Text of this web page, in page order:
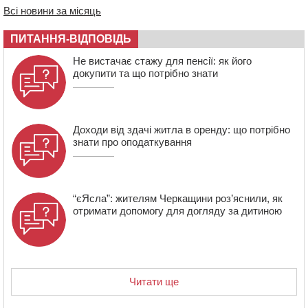
16:40 У Черкасах провели в останню путь двох
загиблих воїнів
16:07 До 1 вересня у Черкасах оновлюють дорожню
розмітку біля навчальних закладів (ФОТОФАКТ)
15:39 На честь загиблого захисника і чемпіона світу в
Черкасах відкрили спортивно-реабілітаційний центр
Всі новини за місяць
ПИТАННЯ-ВІДПОВІДЬ
Не вистачає стажу для пенсії: як його
докупити та що потрібно знати
Доходи від здачі житла в оренду: що потрібно
знати про оподаткування
“єЯсла”: жителям Черкащини роз’яснили, як
отримати допомогу для догляду за дитиною
Читати ще